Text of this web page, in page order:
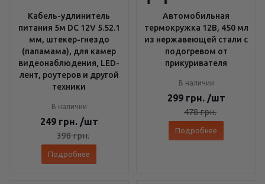
Кабель-удлинитель
питания 5м DC 12V 5.52.1
мм, штекер-гнездо
(папамама), для камер
видеонаблюдения, LED-
лент, роутеров и другой
техники
В наличии
249 грн. /шт
398грн.
Подробнее
Автомобильная
термокружка 12В, 450 мл
из нержавеющей стали с
подогревом от
прикуривателя
В наличии
299 грн. /шт
478грн.
Подробнее